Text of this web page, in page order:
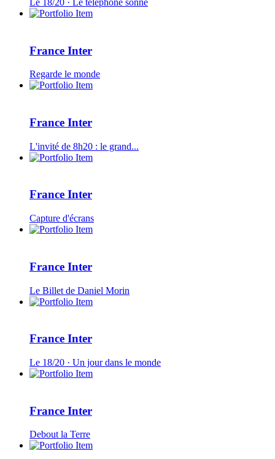
France Inter
Regarde le monde
France Inter
L'invité de 8h20 : le grand...
France Inter
Capture d'écrans
France Inter
Le Billet de Daniel Morin
France Inter
Le 18/20 · Un jour dans le monde
France Inter
Debout la Terre